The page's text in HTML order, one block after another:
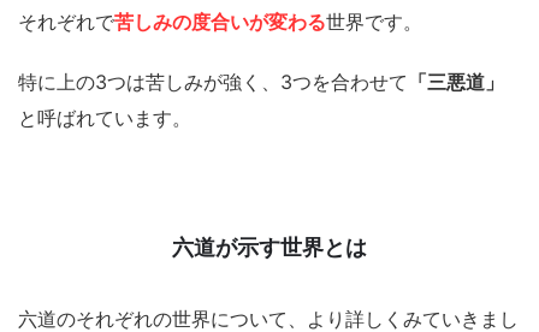
それぞれで苦しみの度合いが変わる世界です。
特に上の3つは苦しみが強く、3つを合わせて 「三悪道」
と呼ばれています。
六道が示す世界とは
六道のそれぞれの世界について、より詳しくみていきまし